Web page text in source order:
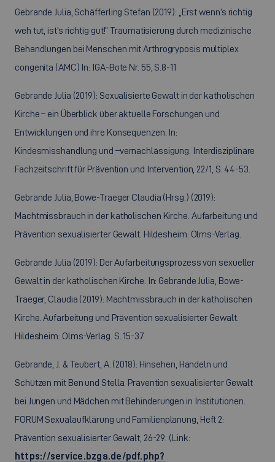
Gebrande Julia, Schäfferling Stefan (2019): „Erst wenn’s richtig
weh tut, ist’s richtig gut!“ Traumatisierung durch medizinische
Behandlungen bei Menschen mit Arthrogryposis multiplex
congenita (AMC) In: IGA-Bote Nr. 55, S.8-11
Gebrande Julia (2019): Sexualisierte Gewalt in der katholischen
Kirche – ein Überblick über aktuelle Forschungen und
Entwicklungen und ihre Konsequenzen. In:
Kindesmisshandlung und –vernachlässigung. Interdisziplinäre
Fachzeitschrift für Prävention und Intervention, 22/1, S. 44-53.
Gebrande Julia, Bowe-Traeger Claudia (Hrsg.) (2019):
Machtmissbrauch in der katholischen Kirche. Aufarbeitung und
Prävention sexualisierter Gewalt. Hildesheim: Olms-Verlag.
Gebrande Julia (2019): Der Aufarbeitungsprozess von sexueller
Gewalt in der katholischen Kirche. In: Gebrande Julia, Bowe-
Traeger, Claudia (2019): Machtmissbrauch in der katholischen
Kirche. Aufarbeitung und Prävention sexualisierter Gewalt.
Hildesheim: Olms-Verlag. S. 15-37
Gebrande, J. & Teubert, A. (2018): Hinsehen, Handeln und
Schützen mit Ben und Stella. Prävention sexualisierter Gewalt
bei Jungen und Mädchen mit Behinderungen in Institutionen.
FORUM Sexualaufklärung und Familienplanung, Heft 2:
Prävention sexualisierter Gewalt, 26-29. (Link:
https://service.bzga.de/pdf.php?